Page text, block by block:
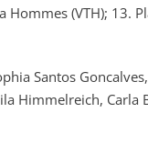
(VTH); 13.
Santos
Himmelreich, Carla